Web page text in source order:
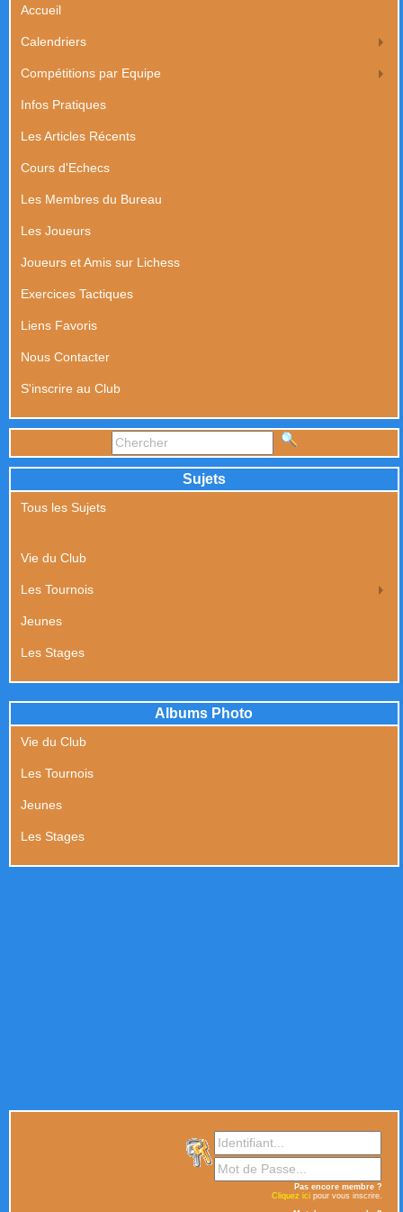
Accueil
Calendriers
Compétitions par Equipe
Infos Pratiques
Les Articles Récents
Cours d'Echecs
Les Membres du Bureau
Les Joueurs
Joueurs et Amis sur Lichess
Exercices Tactiques
Liens Favoris
Nous Contacter
S'inscrire au Club
Sujets
Tous les Sujets
Vie du Club
Les Tournois
Jeunes
Les Stages
Albums Photo
Vie du Club
Les Tournois
Jeunes
Les Stages
Pas encore membre ?
Cliquez icipour vous inscrire.